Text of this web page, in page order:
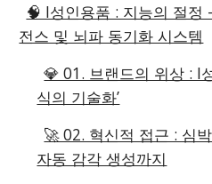
🧠 I성인용품 : 지능의 절정
전스 및 뇌파 동기화 시스템
💎 01. 브랜드의 위상 : I
식의 기술화’
🚀 02. 혁신적 접근 : 심
자동 감각 생성까지